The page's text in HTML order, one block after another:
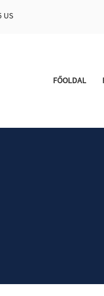
US
FŐOLDAL